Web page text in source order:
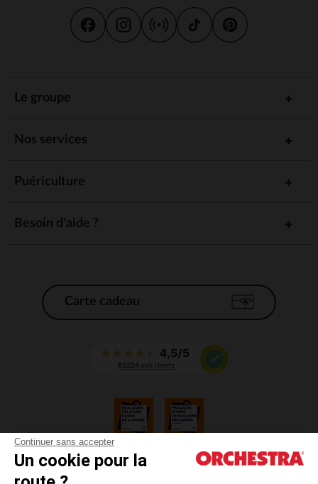
Continuer sans accepter
Un cookie pour la
Le groupe
Nos services
Puériculture
Besoin d'aide ?
Carte cadeau